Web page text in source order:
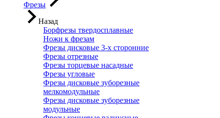
Фрезы
Назад
Борфрезы твердосплавные
Ножи к фрезам
Фрезы дисковые 3-х сторонние
Фрезы отрезные
Фрезы торцевые насадные
Фрезы угловые
Фрезы дисковые зуборезные
мелкомодульные
Фрезы дисковые зуборезные
модульные